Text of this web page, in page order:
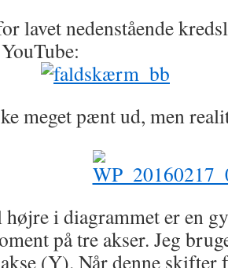
lavet nedenstående
meget pænt ud, men
højre i diagrammet er en
på tre akser. Jeg
(Y). Når denne